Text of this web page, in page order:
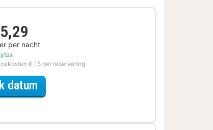
per nacht
€ 15 per reservering
datum